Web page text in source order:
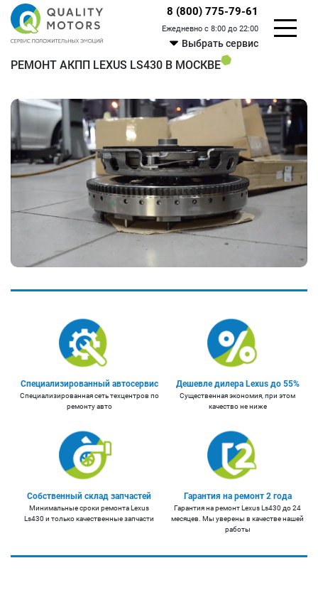
8 (800) 775-79-61
Ежедневно с 8:00 до 22:00
Выбрать сервис
РЕМОНТ АКПП LEXUS LS430 В МОСКВЕ
Специализированный автосервис
Специализированная сеть техцентров по
ремонту авто
Дешевле дилера Lexus до 55%
Существенная экономия, при этом
качество не ниже
Собственный склад запчастей
Минимальные сроки ремонта Lexus
Ls430 и только качественные запчасти
Гарантия на ремонт 2 года
Гарантия на ремонт Lexus Ls430 до 24
месяцев. Мы уверены в качестве нашей
работы